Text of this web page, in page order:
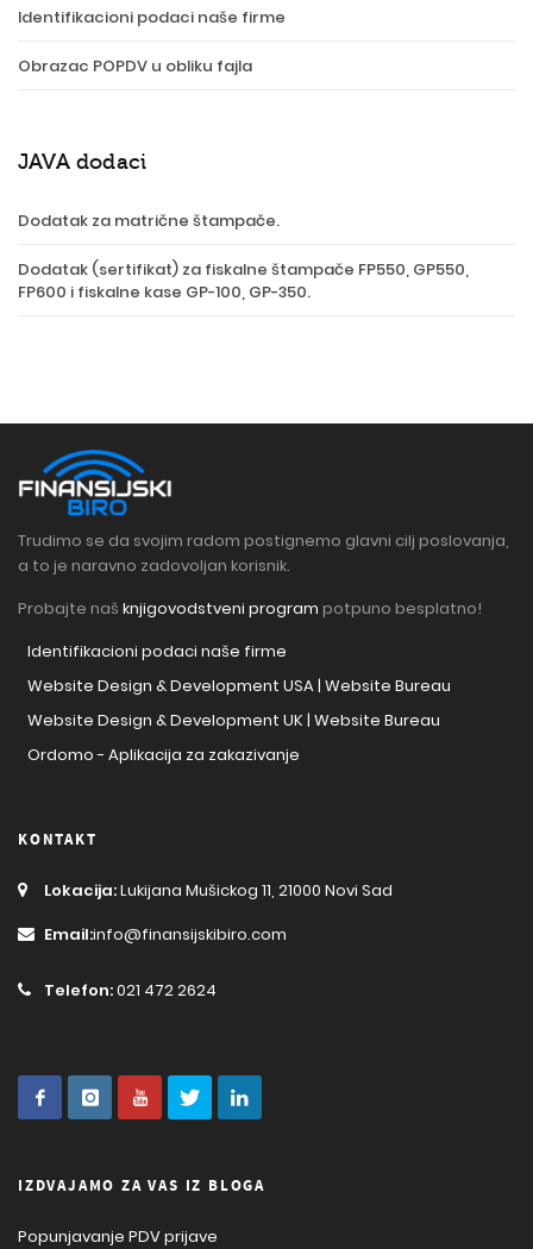
Identifikacioni podaci naše firme
Obrazac POPDV u obliku fajla
JAVA dodaci
Dodatak za matrične štampače.
Dodatak (sertifikat) za fiskalne štampače FP550, GP550,
FP600 i fiskalne kase GP-100, GP-350.
Trudimo se da svojim radom postignemo glavni cilj poslovanja,
a to je naravno zadovoljan korisnik.
Probajte naš knjigovodstveni program potpuno besplatno!
Identifikacioni podaci naše firme
Website Design & Development USA | Website Bureau
Website Design & Development UK | Website Bureau
Ordomo - Aplikacija za zakazivanje
KONTAKT
Lokacija:Lukijana Mušickog 11, 21000 Novi Sad
Email:info@finansijskibiro.com
Telefon:021 472 2624
IZDVAJAMO ZA VAS IZ BLOGA
Popunjavanje PDV prijave